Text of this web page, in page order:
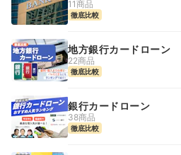
11商品
徹底比較
地方銀行カードローン
22商品
徹底比較
銀行カードローン
38商品
徹底比較